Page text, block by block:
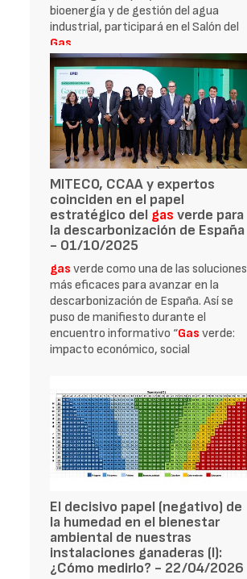
bioenergía y de gestión del agua
industrial, participará en el Salón del
Gas
MITECO, CCAA y expertos
coinciden en el papel
estratégico del gas verde para
la descarbonización de España
- 01/10/2025
gas verde como una de las soluciones
más eficaces para avanzar en la
descarbonización de España. Así se
puso de manifiesto durante el
encuentro informativo “Gas verde:
impacto económico, social
El decisivo papel (negativo) de
la humedad en el bienestar
ambiental de nuestras
instalaciones ganaderas (I):
¿Cómo medirlo? - 22/04/2026